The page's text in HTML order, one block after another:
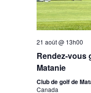
21 août @ 13h00
Rendez-vous
Matanie
Club de golf de
Canada